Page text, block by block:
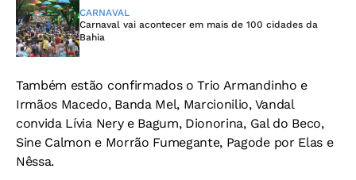
CARNAVAL
Carnaval vai acontecer em mais de 100 cidades da
Bahia
Também estão confirmados o Trio Armandinho e
Irmãos Macedo, Banda Mel, Marcionilio, Vandal
convida Lívia Nery e Bagum, Dionorina, Gal do Beco,
Sine Calmon e Morrão Fumegante, Pagode por Elas e
Nêssa.